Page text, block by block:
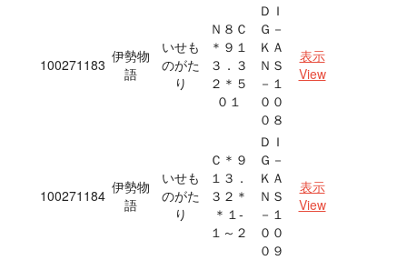
100271183 伊勢物
語
いせも
のがた
り
Ｎ８Ｃ
＊９１
３．３
２＊５
０１
ＤＩ
Ｇ－
ＫＡ
ＮＳ
－１
００
０８
表示
View
100271184 伊勢物
語
いせも
のがた
り
Ｃ＊９
１３．
３２＊
＊１‐
１～２
ＤＩ
Ｇ－
ＫＡ
ＮＳ
－１
００
０９
表示
View